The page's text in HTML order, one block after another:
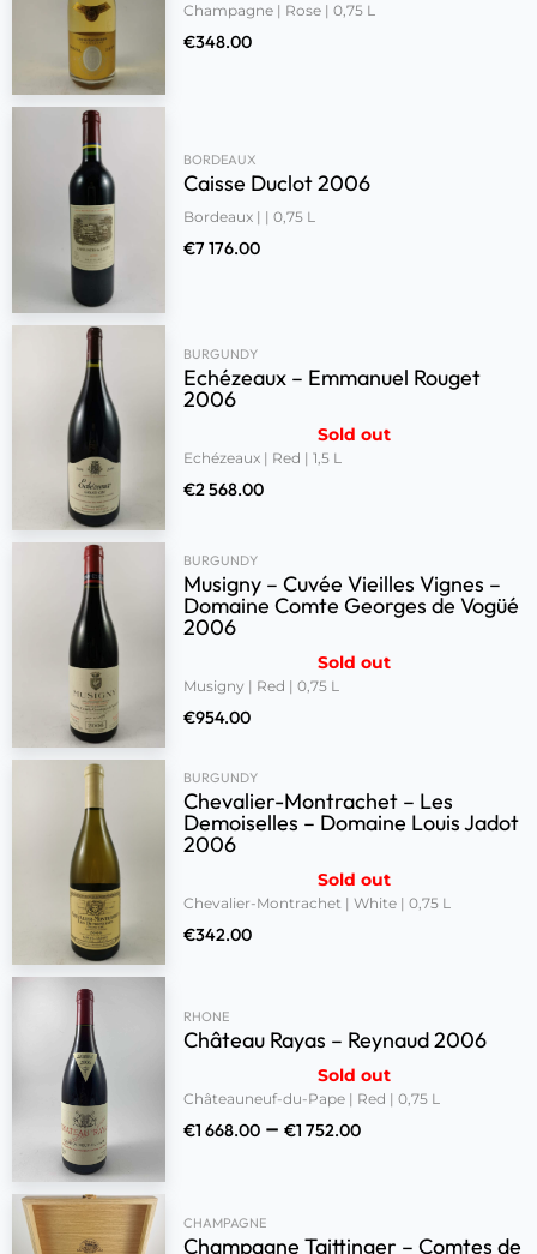
Champagne | Rose | 0,75 L
€348.00
BORDEAUX
Caisse Duclot 2006
Bordeaux | | 0,75 L
€7 176.00
BURGUNDY
Echézeaux – Emmanuel Rouget
2006
Sold out
Echézeaux | Red | 1,5 L
€2 568.00
BURGUNDY
Musigny – Cuvée Vieilles Vignes –
Domaine Comte Georges de Vogüé
2006
Sold out
Musigny | Red | 0,75 L
€954.00
BURGUNDY
Chevalier-Montrachet – Les
Demoiselles – Domaine Louis Jadot
2006
Sold out
Chevalier-Montrachet | White | 0,75 L
€342.00
RHONE
Château Rayas – Reynaud 2006
Sold out
Châteauneuf-du-Pape | Red | 0,75 L
€1 668.00 – €1 752.00
CHAMPAGNE
Champagne Taittinger – Comtes de